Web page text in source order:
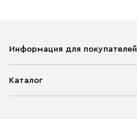
Информация для покупателей
Каталог